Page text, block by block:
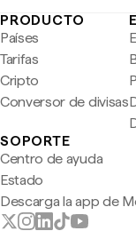
PRODUCTO
Países
Tarifas
Cripto
Conversor de divisas
SOPORTE
Centro de ayuda
Estado
Descarga la app de